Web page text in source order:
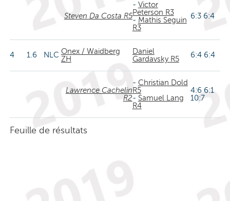
Steven Da Costa R5
- Victor
Peterson R3
- Mathis Seguin
R3
6:3 6:4
4 1.6 NLCOnex / Waidberg
ZH
Daniel
Gardavsky R5
6:4 6:4
Lawrence Cachelin
R2
- Christian Dold
R5
- Samuel Lang
R4
4:6 6:1
10:7
Feuille de résultats